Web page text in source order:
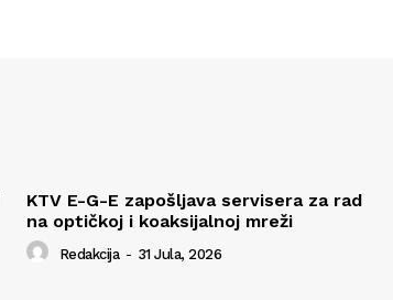
KTV E-G-E zapošljava servisera za rad
na optičkoj i koaksijalnoj mreži
Redakcija - 31 Jula, 2026